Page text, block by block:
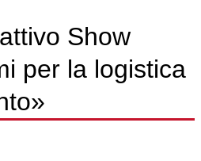
Show
per la logistica